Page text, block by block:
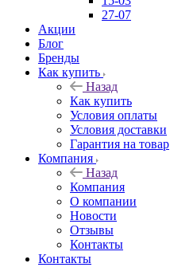
27-07
Акции
Блог
Бренды
Как купить
Назад
Как купить
Условия оплаты
Условия доставки
Гарантия на товар
Компания
Назад
Компания
О компании
Новости
Отзывы
Контакты
Контакты